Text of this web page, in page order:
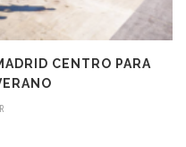
CENTRO PARA